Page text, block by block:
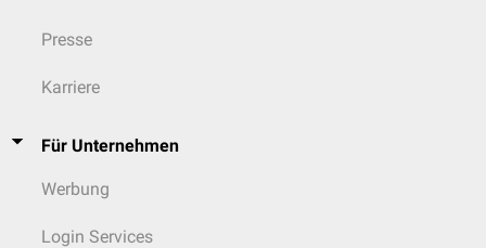
Presse
Karriere
Für Unternehmen
Werbung
Login Services